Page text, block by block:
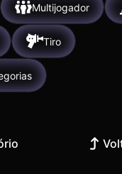
Multijogador
Tiro